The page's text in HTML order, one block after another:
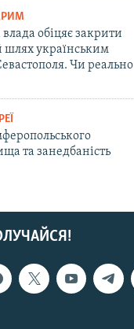
влада обіцяє закрити
шлях українським
Чи реально
та занедбаність